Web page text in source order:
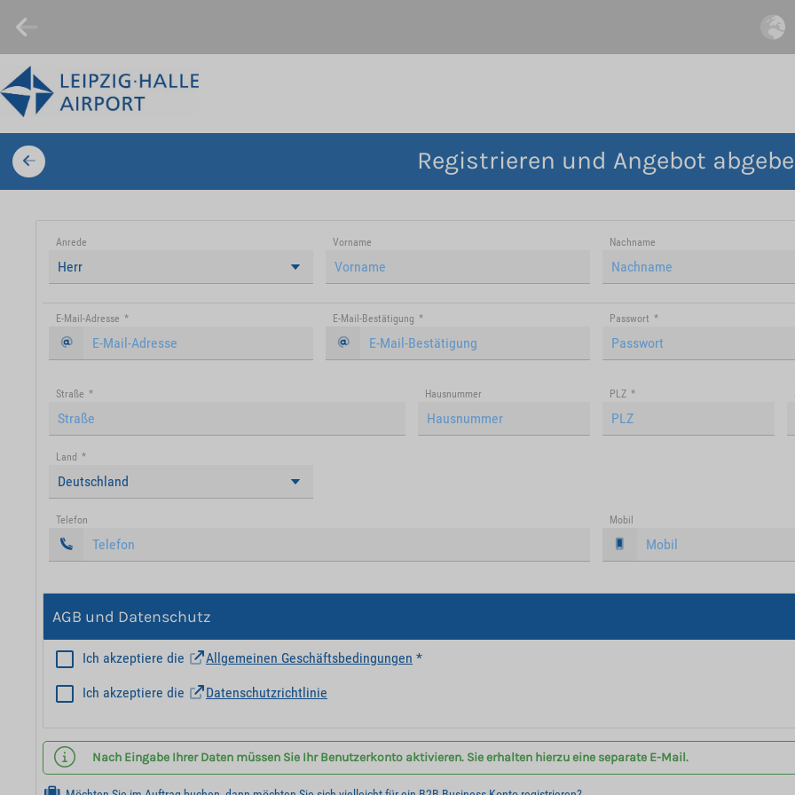
Registrieren und Angebot
Anrede
Herr
Vorname Nachname
E-Mail-Adresse * E-Mail-Bestätigung * Passwort *
Straße * Hausnummer PLZ *
Land *
Deutschland
Telefon Mobil
AGB und Datenschutz
Ich akzeptiere die Allgemeinen Geschäftsbedingungen *
Ich akzeptiere die Datenschutzrichtlinie
Nach Eingabe Ihrer Daten müssen Sie Ihr Benutzerkonto aktivieren. Sie erhalten hierzu eine separate E-Mail.